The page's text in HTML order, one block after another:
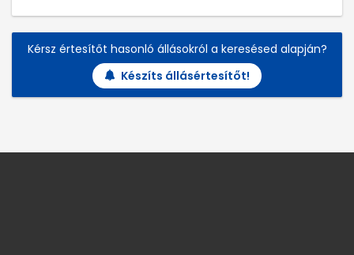
Kérsz értesítőt hasonló állásokról a keresésed alapján?
Készíts állásértesítőt!